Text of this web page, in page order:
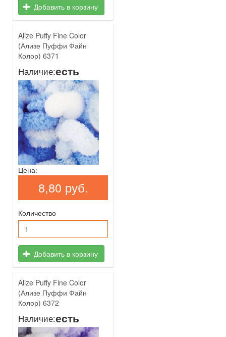
Добавить в корзину
Alize Puffy Fine Color
(Ализе Пуффи Файн
Колор) 6371
Наличие:есть
Цена:
8,80 руб.
Количество
Добавить в корзину
Alize Puffy Fine Color
(Ализе Пуффи Файн
Колор) 6372
Наличие:есть